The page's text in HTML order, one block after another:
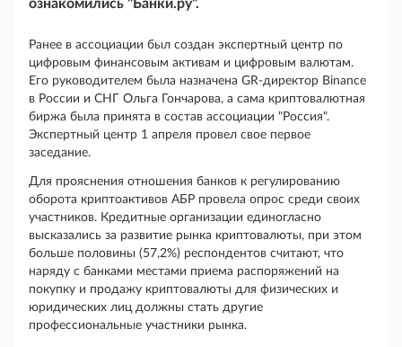
ознакомились "Банки.ру".
Ранее в ассоциации был создан экспертный центр по
цифровым финансовым активам и цифровым валютам.
Его руководителем была назначена GR-директор Binance
в России и СНГ Ольга Гончарова, а сама криптовалютная
биржа была принята в состав ассоциации "Россия".
Экспертный центр 1 апреля провел свое первое
заседание.
Для прояснения отношения банков к регулированию
оборота криптоактивов АБР провела опрос среди своих
участников. Кредитные организации единогласно
высказались за развитие рынка криптовалюты, при этом
больше половины (57,2%) респондентов считают, что
наряду с банками местами приема распоряжений на
покупку и продажу криптовалюты для физических и
юридических лиц должны стать другие
профессиональные участники рынка.